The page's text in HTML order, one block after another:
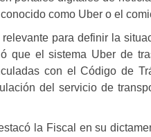
como Uber o el
relevante para definir la
que el sistema Uber de
con el Código de
del servicio de
la Fiscal en su